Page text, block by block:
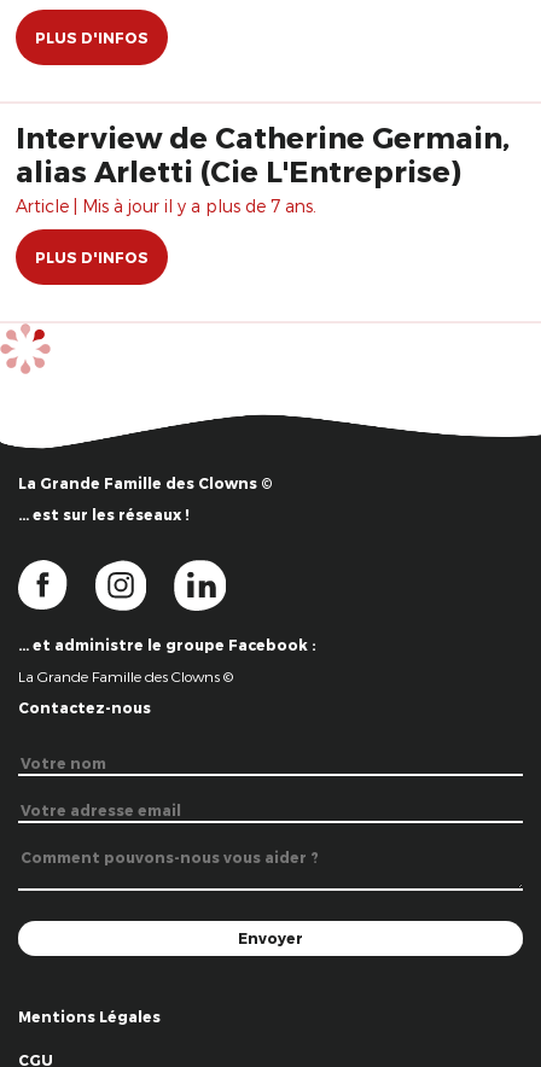
PLUS D'INFOS
Interview de Catherine Germain,
alias Arletti (Cie L'Entreprise)
Article | Mis à jour il y a plus de 7 ans.
PLUS D'INFOS
La Grande Famille des Clowns ©
… est sur les réseaux !
… et administre le groupe Facebook :
La Grande Famille des Clowns ©
Contactez-nous
Mentions Légales
CGU